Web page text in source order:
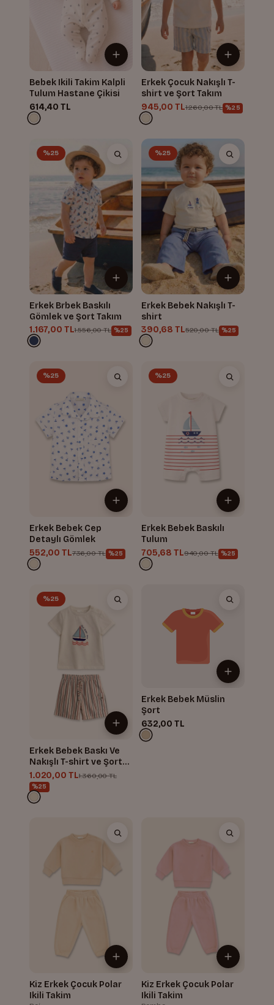
Bebek Ikili Takim Kalpli
Tulum Hastane Çikisi
614,40 TL
Erkek Çocuk Nakışlı T-
shirt ve Şort Takım
945,00 TL1.260,00 TL %25
%25
Erkek Brbek Baskılı
Gömlek ve Şort Takım
1.167,00 TL1.556,00 TL %25
%25
Erkek Bebek Nakışlı T-
shirt
390,68 TL520,00 TL %25
%25
Erkek Bebek Cep
Detaylı Gömlek
552,00 TL736,00 TL %25
%25
Erkek Bebek Baskılı
Tulum
705,68 TL940,00 TL %25
%25
Erkek Bebek Baskı Ve
Nakışlı T-shirt ve Şort
Takım
1.020,00 TL1.360,00 TL
%25
Erkek Bebek Müslin
Şort
632,00 TL
Kiz Erkek Çocuk Polar
Ikili Takim
Kiz Erkek Çocuk Polar
Ikili Takim